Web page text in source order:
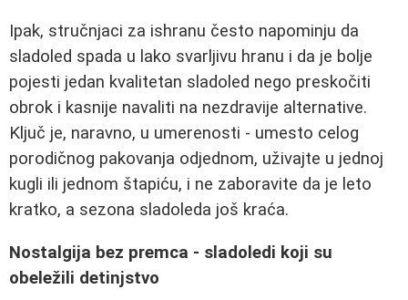
Ipak, stručnjaci za ishranu često napominju da
sladoled spada u lako svarljivu hranu i da je bolje
pojesti jedan kvalitetan sladoled nego preskočiti
obrok i kasnije navaliti na nezdravije alternative.
Ključ je, naravno, u umerenosti - umesto celog
porodičnog pakovanja odjednom, uživajte u jednoj
kugli ili jednom štapiću, i ne zaboravite da je leto
kratko, a sezona sladoleda još kraća.
Nostalgija bez premca - sladoledi koji su
obeležili detinjstvo